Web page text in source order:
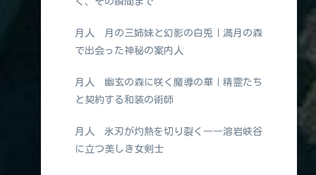
月人 月の三姉妹と幻影の白兎｜満月の森
で出会った神秘の案内人
月人 幽玄の森に咲く魔導の華｜精霊たち
と契約する和装の術師
月人 氷刃が灼熱を切り裂く――溶岩峡谷
に立つ美しき女剣士